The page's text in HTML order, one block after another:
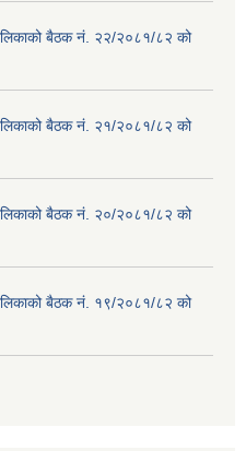
बैठक नं. २२/२०८१/८२ को
बैठक नं. २१/२०८१/८२ को
बैठक नं. २०/२०८१/८२ को
बैठक नं. १९/२०८१/८२ को